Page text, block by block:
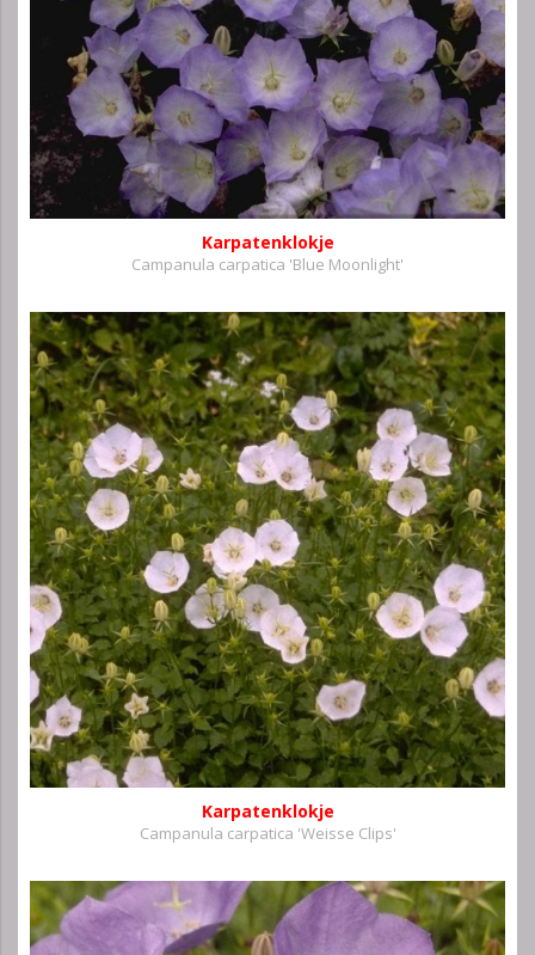
Karpatenklokje
Campanula carpatica 'Blue Moonlight'
Karpatenklokje
Campanula carpatica 'Weisse Clips'